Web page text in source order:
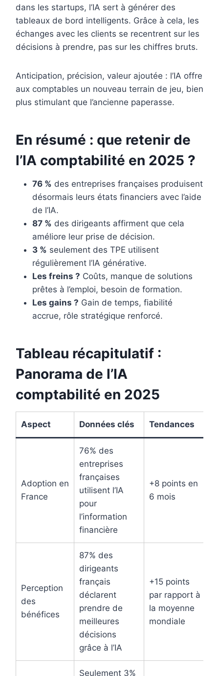
dans les startups, l’IA sert à générer des
tableaux de bord intelligents. Grâce à cela, les
échanges avec les clients se recentrent sur les
décisions à prendre, pas sur les chiffres bruts.
Anticipation, précision, valeur ajoutée : l’IA offre
aux comptables un nouveau terrain de jeu, bien
plus stimulant que l’ancienne paperasse.
En résumé : que retenir de
l’IA comptabilité en 2025 ?
76 % des entreprises françaises produisent
désormais leurs états financiers avec l’aide
de l’IA.
87 % des dirigeants affirment que cela
améliore leur prise de décision.
3 % seulement des TPE utilisent
régulièrement l’IA générative.
Les freins ? Coûts, manque de solutions
prêtes à l’emploi, besoin de formation.
Les gains ? Gain de temps, fiabilité
accrue, rôle stratégique renforcé.
Tableau récapitulatif :
Panorama de l’IA
comptabilité en 2025
Aspect Données clés Tendances
Adoption en
France
76% des
entreprises
françaises
utilisent l’IA
pour
l’information
financière
+8 points en
6 mois
Perception
des
bénéfices
87% des
dirigeants
français
déclarent
prendre de
meilleures
décisions
grâce à l’IA
+15 points
par rapport à
la moyenne
mondiale
Seulement 3%